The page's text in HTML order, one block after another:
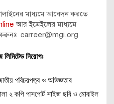
মাধ্যমে আবেদন করতে
আর ইমেইলের মাধ্যমে
carreer@mgi.org
লিমিটেড নিয়োগঃ
পরিচয়পত্র ও অভিজ্ঞতার
২ কপি পাসপোর্ট সাইজ ছবি ও মোবাইল